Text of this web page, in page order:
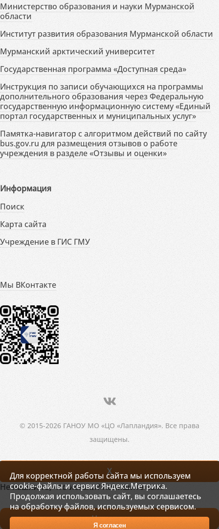
Министерство образования и науки Мурманской
области
Институт развития образования Мурманской области
Мурманский арктический университет
Государственная программа «Доступная среда»
Инструкция по записи обучающихся на программы
дополнительного образования через Федеральную
государственную информационную систему «Единый
портал государственных и муниципальных услуг»
Памятка-навигатор с алгоритмом действий по сайту
bus.gov.ru для размещения отзывов о работе
учреждения в разделе «Отзывы и оценки»
Информация
Поиск
Карта сайта
Учреждение в ГИС ГМУ
Мы ВКонтакте
© 2015-2026 ГАНОУ МО «ЦО «Лапландия». Все права
защищены.
Для корректной работы сайта мы используем
cookie-файлы и сервис Яндекс.Метрика.
Продолжая использовать сайт, вы соглашаетесь
на обработку файлов, используемых сервисом.
Я согласен
X
Не нашли то, что искали? Напишите нам!
Написать